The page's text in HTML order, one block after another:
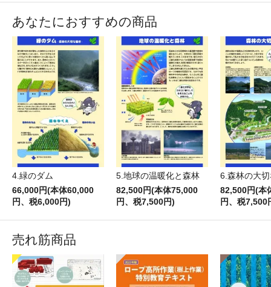
あなたにおすすめの商品
4.緑のダム
66,000円(本体60,000
円、税6,000円)
5.地球の温暖化と森林
82,500円(本体75,000
円、税7,500円)
6.森林の大
82,500円(本
円、税7,500
売れ筋商品